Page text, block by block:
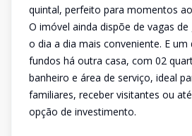
quintal, perfeito para momentos
O imóvel ainda dispõe de vagas
o dia a dia mais conveniente. E um
fundos há outra casa, com 02
banheiro e área de serviço, ideal
familiares, receber visitantes ou
opção de investimento.